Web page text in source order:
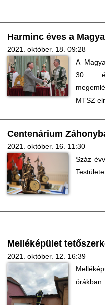
Harminc éves a
2021. október. 18. 09:28
A
30.
MTSZ
Centenárium
2021. október. 16. 11:30
Száz
Melléképület
2021. október. 12. 16:39
órákban.